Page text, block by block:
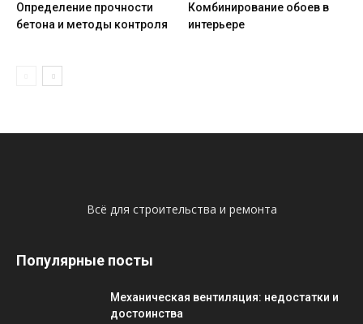
Определение прочности
бетона и методы контроля
Комбинирование обоев в
интерьере
Всё для строительства и ремонта
Популярные посты
Механическая вентиляция: недостатки и
достоинства